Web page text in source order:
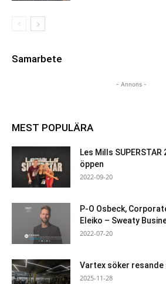
Samarbete
- Annons -
MEST POPULÄRA
Les Mills
öppen
2022-09-20
P-O Osbeck,
Eleiko – Sweaty
2022-07-20
Vartex söker resande
2025-11-28